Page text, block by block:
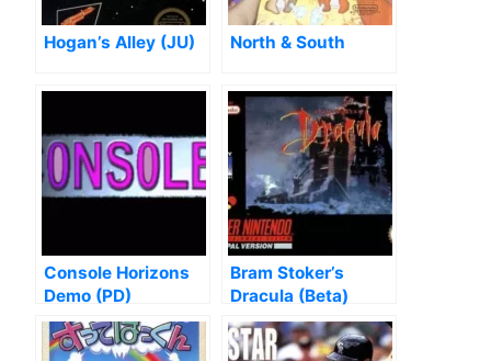
Hogan’s Alley (JU) North & South
Console Horizons
Demo (PD)
Bram Stoker’s
Dracula (Beta)